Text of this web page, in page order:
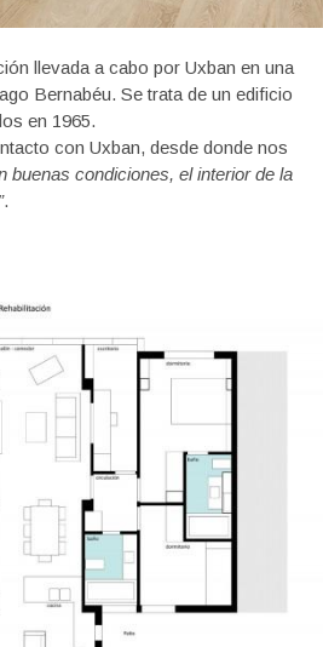
llevada a cabo por Uxban en una
Bernabéu. Se trata de un edificio
en 1965.
con Uxban, desde donde nos
buenas condiciones, el interior de la
.